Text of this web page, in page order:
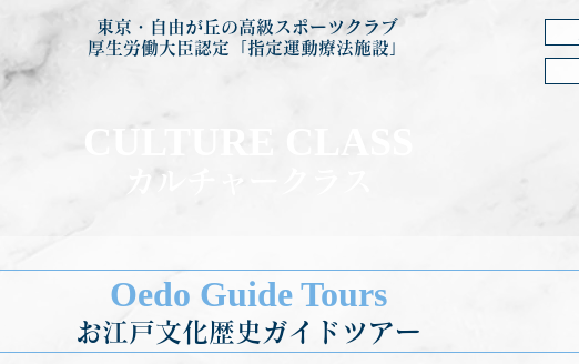
東京・自由が丘の高級スポーツクラブ
厚生労働大臣認定「指定運動療法施設」
CULTURE CLASS
カルチャークラス
Oedo Guide Tours
お江戸文化歴史ガイドツアー